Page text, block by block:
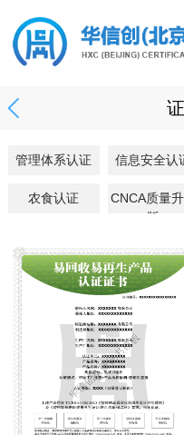
管理体系认证 信息安全认
农食认证
CNCA质量升
版